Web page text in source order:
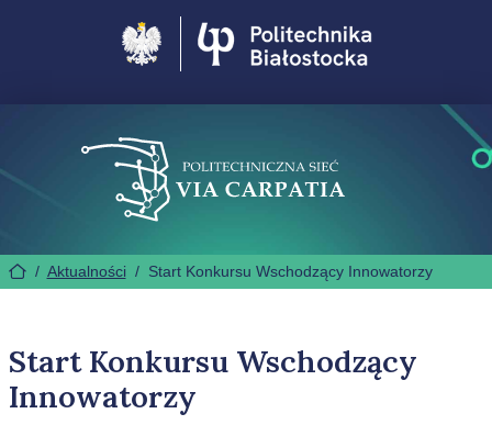
/ Aktualności/ Start Konkursu Wschodzący Innowatorzy
Start Konkursu Wschodzący
Innowatorzy